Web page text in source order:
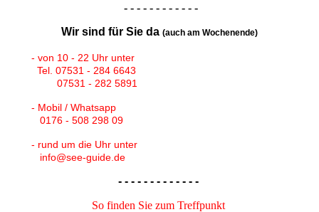
- - - - - - - - - - - -
Wir sind für Sie da (auch am Wochenende)
- von 10 - 22 Uhr unter
Tel. 07531 - 284 6643
07531 - 282 5891
- Mobil / Whatsapp
0176 - 508 298 09
- rund um die Uhr unter
info@see-guide.de
- - - - - - - - - - - - -
So finden Sie zum Treffpunkt